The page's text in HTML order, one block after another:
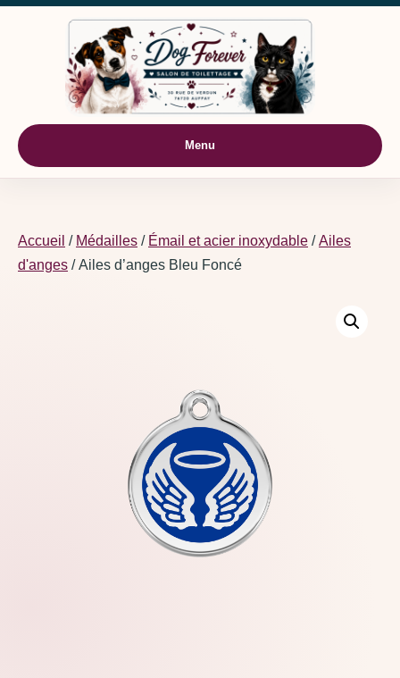
Aller au contenu
Menu
Accueil / Médailles / Émail et acier inoxydable /Ailes
d'anges / Ailes d’anges Bleu Foncé